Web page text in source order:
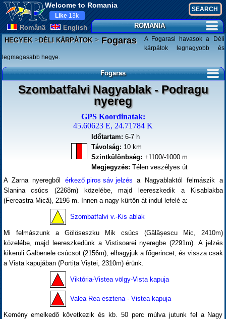
Welcome to Romania
Românã English
Like 13k
ROMANIA
HEGYEK>DÉLI KÁRPÁTOK>Fogaras
A Fogarasi havasok a Déli
kárpátok legnagyobb és
legmagasabb hegye.
Fogaras
Szombatfalvi Nagyablak - Podragu
nyereg
GPS Koordinatak:
45.60623 E, 24.71784 K
Időtartam: 6-7 h
Távolság: 10 km
Szintkülönbség: +1100/-1000 m
Megjegyzés: Télen veszélyes út
A Zarna nyeregből érkező piros sáv jelzés a Nagyablaktól felmászik a
Slanina csúcs (2268m) közelébe, majd leereszkedik a Kisablakba
(Fereastra Mică), 2196 m. Innen a nagy kürtőn át indul lefelé a:
Szombatfalvi v.-Kis ablak
Mi felmászunk a Gölöseszku Mik csúcs (Gălășescu Mic, 2410m)
közelébe, majd leereszkedünk a Vistisoarei nyeregbe (2291m). A jelzés
kikerüli Galbenele csúcsot (2156m), elhagyjuk a főgerincet, és vissza csak
a Vista kapujában (Portița Viștei, 2310m) érünk.
Viktória-Vistea völgy-Vista kapuja
Valea Rea esztena - Vistea kapuja
Kemény emelkedő következik és kb. 50 perc múlva jutunk fel a Nagy